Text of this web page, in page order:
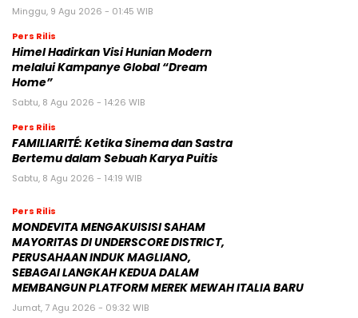
Minggu, 9 Agu 2026 - 01:45 WIB
Pers Rilis
Himel Hadirkan Visi Hunian Modern
melalui Kampanye Global “Dream
Home”
Sabtu, 8 Agu 2026 - 14:26 WIB
Pers Rilis
FAMILIARITÉ: Ketika Sinema dan Sastra
Bertemu dalam Sebuah Karya Puitis
Sabtu, 8 Agu 2026 - 14:19 WIB
Pers Rilis
MONDEVITA MENGAKUISISI SAHAM
MAYORITAS DI UNDERSCORE DISTRICT,
PERUSAHAAN INDUK MAGLIANO,
SEBAGAI LANGKAH KEDUA DALAM
MEMBANGUN PLATFORM MEREK MEWAH ITALIA BARU
Jumat, 7 Agu 2026 - 09:32 WIB